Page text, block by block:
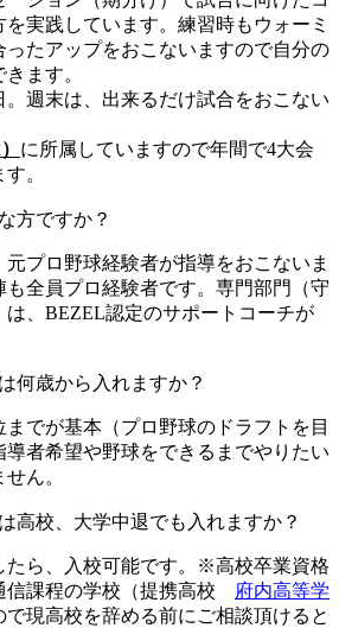
実践しています。練習時もウォーミ
ったアップをおこないますので自分の
ます。
週末は、出来るだけ試合をおこない
に所属していますので年間で4大会
。
方ですか？
プロ野球経験者が指導をおこないま
全員プロ経験者です。専門部門（守
、BEZEL認定のサポートコーチが
何歳から入れますか？
でが基本（プロ野球のドラフトを目
者希望や野球をできるまでやりたい
ん。
高校、大学中退でも入れますか？
たら、入校可能です。※高校卒業資格
信課程の学校（提携高校
府内高等学
で現高校を辞める前にご相談頂けると